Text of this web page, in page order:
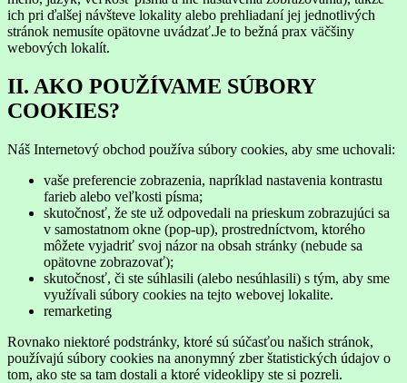
ich pri ďalšej návšteve lokality alebo prehliadaní jej jednotlivých
stránok nemusíte opätovne uvádzať.Je to bežná prax väčšiny
webových lokalít.
II. AKO POUŽÍVAME SÚBORY
COOKIES?
Náš Internetový obchod používa súbory cookies, aby sme uchovali:
vaše preferencie zobrazenia, napríklad nastavenia kontrastu
farieb alebo veľkosti písma;
skutočnosť, že ste už odpovedali na prieskum zobrazujúci sa
v samostatnom okne (pop-up), prostredníctvom, ktorého
môžete vyjadriť svoj názor na obsah stránky (nebude sa
opätovne zobrazovať);
skutočnosť, či ste súhlasili (alebo nesúhlasili) s tým, aby sme
využívali súbory cookies na tejto webovej lokalite.
remarketing
Rovnako niektoré podstránky, ktoré sú súčasťou našich stránok,
používajú súbory cookies na anonymný zber štatistických údajov o
tom, ako ste sa tam dostali a ktoré videoklipy ste si pozreli.